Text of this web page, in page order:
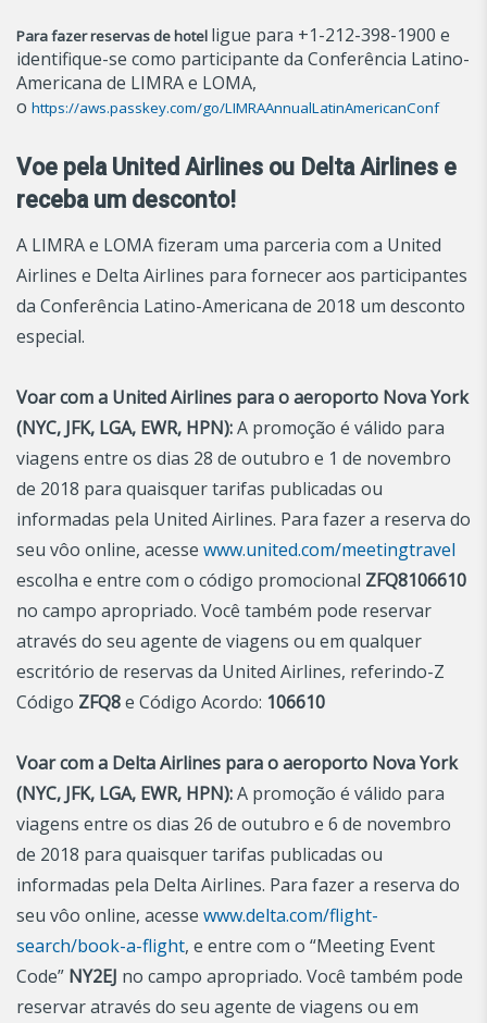
Para fazer reservas de hotel ligue para +1-212-398-1900 e
identifique-se como participante da Conferência Latino-
Americana de LIMRA e LOMA,
o https://aws.passkey.com/go/LIMRAAnnualLatinAmericanConf
Voe pela United Airlines ou Delta Airlines e
receba um desconto!
A LIMRA e LOMA fizeram uma parceria com a United
Airlines e Delta Airlines para fornecer aos participantes
da Conferência Latino-Americana de 2018 um desconto
especial.
Voar com a United Airlines para o aeroporto Nova York
(NYC, JFK, LGA, EWR, HPN):A promoção é válido para
viagens entre os dias 28 de outubro e 1 de novembro
de 2018 para quaisquer tarifas publicadas ou
informadas pela United Airlines. Para fazer a reserva do
seu vôo online, acesse www.united.com/meetingtravel
escolha e entre com o código promocional ZFQ8106610
no campo apropriado. Você também pode reservar
através do seu agente de viagens ou em qualquer
escritório de reservas da United Airlines, referindo-Z
Código ZFQ8e Código Acordo: 106610
Voar com a Delta Airlines para o aeroporto Nova York
(NYC, JFK, LGA, EWR, HPN):A promoção é válido para
viagens entre os dias 26 de outubro e 6 de novembro
de 2018 para quaisquer tarifas publicadas ou
informadas pela Delta Airlines. Para fazer a reserva do
seu vôo online, acesse www.delta.com/flight-
search/book-a-flight, e entre com o “Meeting Event
Code” NY2EJ no campo apropriado. Você também pode
reservar através do seu agente de viagens ou em